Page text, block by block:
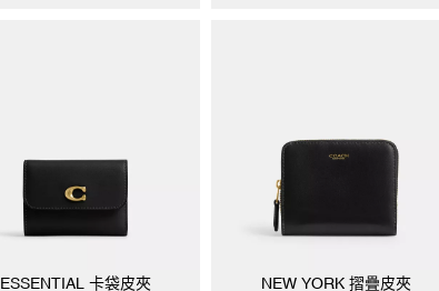
ESSENTIAL 卡袋皮夾 NEW YORK 摺疊皮夾